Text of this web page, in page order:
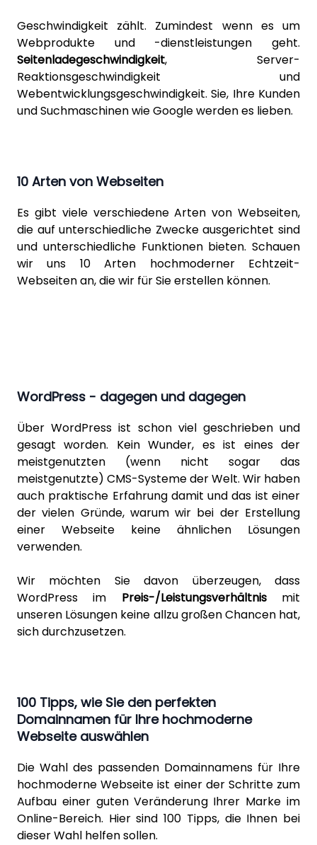
Geschwindigkeit zählt. Zumindest wenn es um
Webprodukte und -dienstleistungen geht.
Seitenladegeschwindigkeit, Server-
Reaktionsgeschwindigkeit und
Webentwicklungsgeschwindigkeit. Sie, Ihre Kunden
und Suchmaschinen wie Google werden es lieben.
10 Arten von Webseiten
Es gibt viele verschiedene Arten von Webseiten,
die auf unterschiedliche Zwecke ausgerichtet sind
und unterschiedliche Funktionen bieten. Schauen
wir uns 10 Arten hochmoderner Echtzeit-
Webseiten an, die wir für Sie erstellen können.
WordPress - dagegen und dagegen
ÜberWordPress ist schon viel geschrieben und
gesagt worden. Kein Wunder, es ist eines der
meistgenutzten (wenn nicht sogar das
meistgenutzte) CMS-Systeme der Welt. Wir haben
auch praktische Erfahrung damit und das ist einer
der vielen Gründe, warum wir bei der Erstellung
einer Webseite keine ähnlichen Lösungen
verwenden.
Wir möchten Sie davon überzeugen, dass
WordPress im Preis-/Leistungsverhältnismit
unseren Lösungen keine allzu großen Chancen hat,
sich durchzusetzen.
100 Tipps, wie Sie den perfekten
Domainnamen für Ihre hochmoderne
Webseite auswählen
Die Wahl des passenden Domainnamens für Ihre
hochmoderne Webseite ist einer der Schritte zum
Aufbau einer guten Veränderung Ihrer Marke im
Online-Bereich. Hier sind 100 Tipps, die Ihnen bei
dieser Wahl helfen sollen.